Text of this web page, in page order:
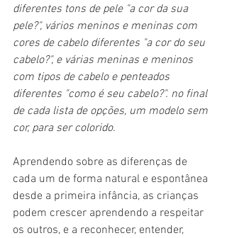
diferentes tons de pele "a cor da sua
pele?", vários meninos e meninas com
cores de cabelo diferentes "a cor do seu
cabelo?", e várias meninas e meninos
com tipos de cabelo e penteados
diferentes "como é seu cabelo?". no final
de cada lista de opções, um modelo sem
cor, para ser colorido.
Aprendendo sobre as diferenças de
cada um de forma natural e espontânea
desde a primeira infância, as crianças
podem crescer aprendendo a respeitar
os outros, e a reconhecer, entender,